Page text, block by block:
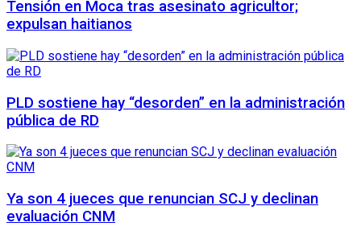
Tensión en Moca tras asesinato agricultor;
expulsan haitianos
PLD sostiene hay “desorden” en la administración
pública de RD
Ya son 4 jueces que renuncian SCJ y declinan
evaluación CNM